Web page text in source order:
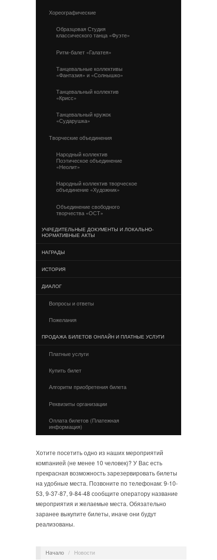
Хореографические
Образцовая Студия
классического танца «Фуэте»
Ритм-балет «Галатея»
Танцевальные коллективы
«Фантазия» и «Солнышко»
Танцевальный коллектив
«Крисс»
Танцевальный кружок
«Сударушка»
Творческие объединения
Народный коллектив
Поэтическое объединение
«Неолит»
Народный коллектив творческое
объединение «Художник»
Объединение свободного
творчества «ОСТ»
УЧРЕДИТЕЛЬНЫЕ ДОКУМЕНТЫ И ЛОКАЛЬНО-
НОРМАТИВНЫЕ АКТЫ
НАГРАДЫ
ИСТОРИЯ
ДИАЛОГ
Вопросы и ответы
Пожелания
ПРОДАЖА БИЛЕТОВ ОНЛАЙН И ПЛАТНЫЕ УСЛУГИ
Платные услуги
Купить билет
Алгоритм приобретения билета
Реквизиты организации
Оплата билетов (Платежная
информация)
Хотите посетить одно из наших мероприятий
компанией (не менее 10 человек)? У Вас есть
прекрасная возможность зарезервировать билеты
на удобные места. Позвоните по телефонам: 9-10-
53, 9-37-87, 9-84-48 сообщите оператору название
мероприятия и желаемые места. Обязательно
заранее выкупите билеты, иначе они будут
реализованы.
Начало / Новости